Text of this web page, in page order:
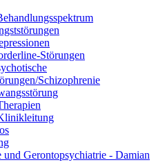
Störungen
Schizophrenie
und Gerontopsychiatrie - Damian